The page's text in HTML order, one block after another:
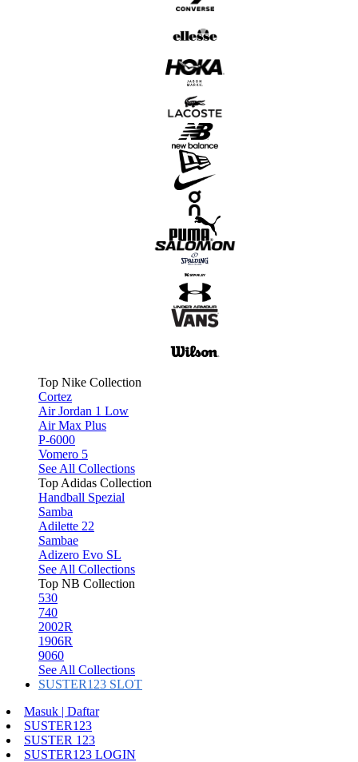
Top Nike Collection
Cortez
Air Jordan 1 Low
Air Max Plus
P-6000
Vomero 5
See All Collections
Top Adidas Collection
Handball Spezial
Samba
Adilette 22
Sambae
Adizero Evo SL
See All Collections
Top NB Collection
530
740
2002R
1906R
9060
See All Collections
SUSTER123 SLOT
Masuk | Daftar
SUSTER123
SUSTER 123
SUSTER123 LOGIN